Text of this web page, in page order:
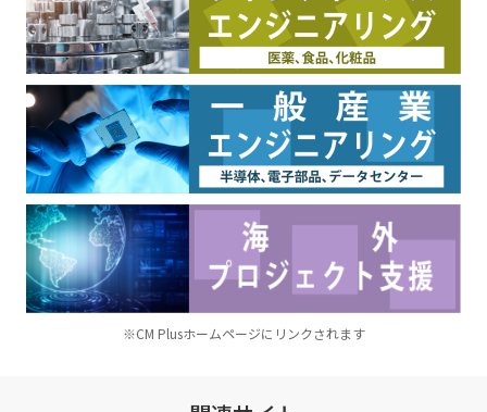
※CM Plusホームページにリンクされます